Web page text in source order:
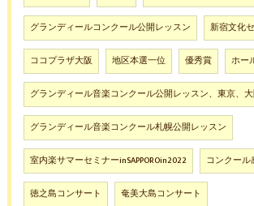
グランディールコンクール公開レッスン 新宿文化
ココプラザ大阪 地区本選一位 優秀賞 ホー
グランディール音楽コンクール公開レッスン、東京、
グランディール音楽コンクール札幌公開レッスン
室内楽サマーセミナーinSAPPOROin2022 コンクール
徳之島コンサート 奄美大島コンサート